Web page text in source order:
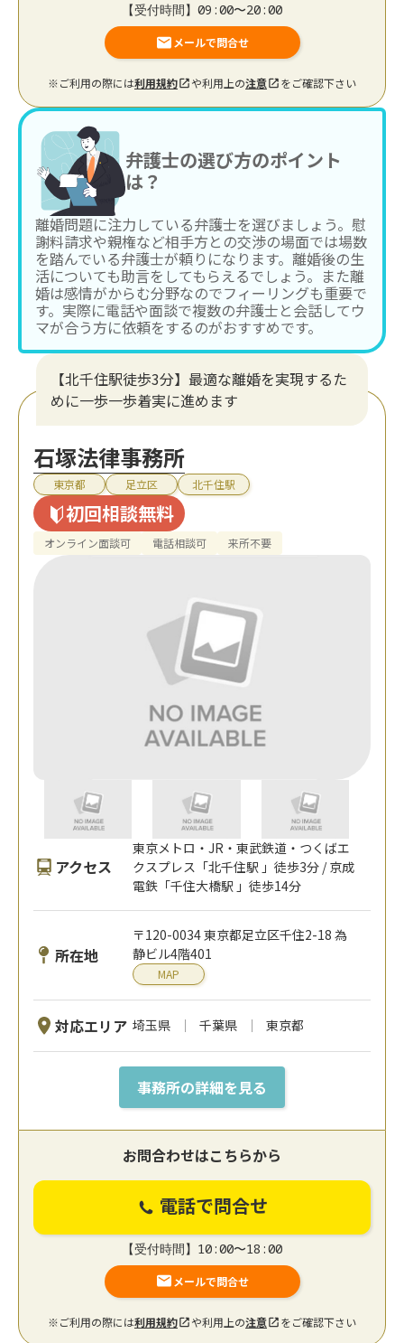
【受付時間】09:00〜20:00
メールで問合せ
※ご利用の際には利用規約 や利用上の注意 をご確認下さい
弁護士の選び方のポイント
は？
離婚問題に注力している弁護士を選びましょう。慰
謝料請求や親権など相手方との交渉の場面では場数
を踏んでいる弁護士が頼りになります。離婚後の生
活についても助言をしてもらえるでしょう。また離
婚は感情がからむ分野なのでフィーリングも重要で
す。実際に電話や面談で複数の弁護士と会話してウ
マが合う方に依頼をするのがおすすめです。
【北千住駅徒歩3分】最適な離婚を実現するた
めに一歩一歩着実に進めます
石塚法律事務所
東京都 足立区 北千住駅
初回相談無料
オンライン面談可 電話相談可 来所不要
アクセス
東京メトロ・JR・東武鉄道・つくばエ
クスプレス「北千住駅 」徒歩3分 / 京成
電鉄「千住大橋駅 」徒歩14分
所在地
〒120-0034 東京都足立区千住2-18 為
静ビル4階401
MAP
対応エリア 埼玉県 千葉県 東京都
事務所の詳細を見る
お問合わせはこちらから
電話で問合せ
【受付時間】10:00〜18:00
メールで問合せ
※ご利用の際には利用規約 や利用上の注意 をご確認下さい